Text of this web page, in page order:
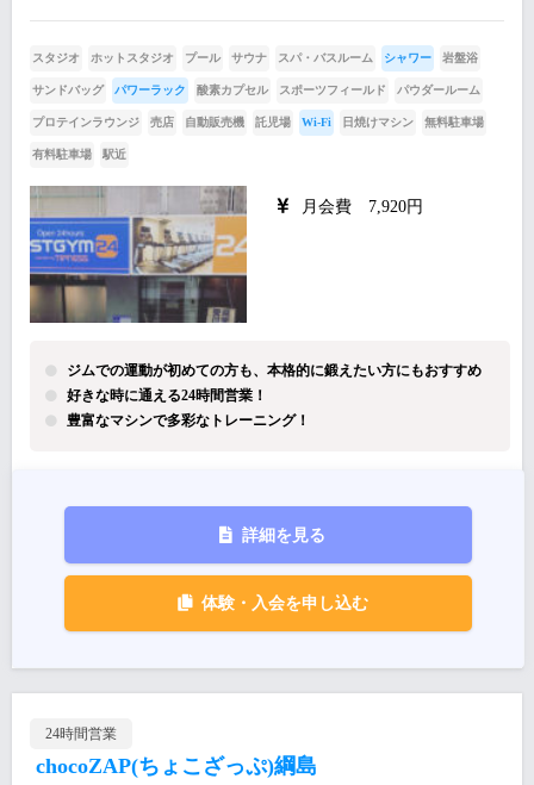
スタジオ ホットスタジオ プール サウナ スパ・バスルーム シャワー 岩盤浴
サンドバッグ パワーラック 酸素カプセル スポーツフィールド パウダールーム
プロテインラウンジ 売店 自動販売機 託児場 Wi-Fi 日焼けマシン 無料駐車場
有料駐車場 駅近
月会費 7,920円
ジムでの運動が初めての方も、本格的に鍛えたい方にもおすすめ
好きな時に通える24時間営業！
豊富なマシンで多彩なトレーニング！
詳細を見る
体験・入会を申し込む
24時間営業
chocoZAP(ちょこざっぷ)綱島